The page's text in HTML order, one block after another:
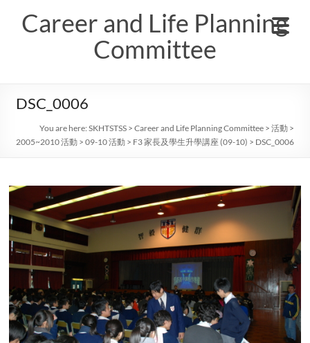
contentCareer and Life Planning
Committee
DSC_0006
You are here:SKHTSTSS >Career and Life Planning Committee >活動 >
2005~2010 活動 >09-10 活動 > F3 家長及學生升學講座 (09-10) > DSC_0006